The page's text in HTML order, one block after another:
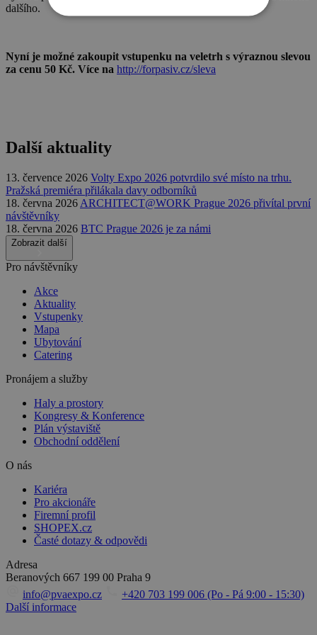
dalšího.
Nyní je možné zakoupit vstupenku na veletrh s výraznou slevou
za cenu 50 Kč. Více na http://forpasiv.cz/sleva
Další aktuality
13. července 2026 Volty Expo 2026 potvrdilo své místo na trhu.
Pražská premiéra přilákala davy odborníků
18. června 2026 ARCHITECT@WORK Prague 2026 přivítal první
návštěvníky
18. června 2026 BTC Prague 2026 je za námi
Zobrazit další
Pro návštěvníky
Akce
Aktuality
Vstupenky
Mapa
Ubytování
Catering
Pronájem a služby
Haly a prostory
Kongresy & Konference
Plán výstaviště
Obchodní oddělení
O nás
Kariéra
Pro akcionáře
Firemní profil
SHOPEX.cz
Časté dotazy & odpovědi
Adresa
Beranových 667 199 00 Praha 9
info@pvaexpo.cz
+420 703 199 006 (Po - Pá 9:00 - 15:30)
Další informace